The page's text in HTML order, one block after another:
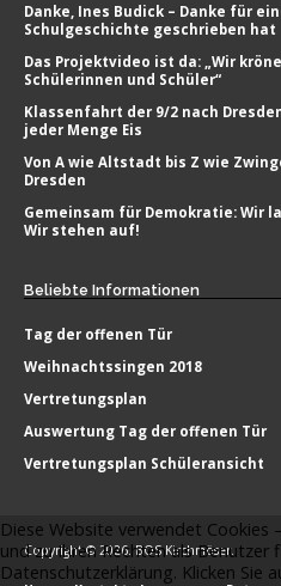
Danke, Ines Budick – Danke für
Schulgeschichte geschrieben hat
Das Projektvideo ist da: „Wir
Schülerinnen und Schüler“
Klassenfahrt der 9/2 nach
jeder Menge Eis
Von A wie Altstadt bis Z wie
Dresden
Gemeinsam für Demokratie: Wir
Wir stehen auf!
Beliebte Informationen
Tag der offenen Tür
Weihnachtssingen 2018
Vertretungsplan
Auswertung Tag der offenen Tür
Vertretungsplan Schüleransicht
Copyright © 2026. BOS Kirchmöser.
Diese Website verwendet Cookies
und zu Ihren Rechten als Benutzer
Datenschutzerklärung. Klicken Sie